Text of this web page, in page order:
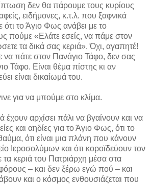
δεν θα πάρουμε τους κυρίους
ειδήμονες, κ.τ.λ. που ξαφνικά
ότι το Άγιο Φως ανάβει με το
πούμε «Ελάτε εσείς, να πάμε στον
τα δικά σας κεριά». Όχι, αγαπητέ!
πάτε στον Πανάγιο Τάφο, δεν σας
Τάφο. Είναι θέμα πίστης κι αν
είναι δικαίωμά του.
για να μπούμε στο κλίμα.
έχουν αρχίσει πάλι να βγαίνουν και να
και αηδίες για το Άγιο Φως, ότι το
ότι είναι μια πλάνη που κάνουν
Ιεροσολύμων και ότι κοροϊδεύουν τον
τα κεριά του Πατριάρχη μέσα στα
– και δεν ξέρω εγώ πού – και
και ο κόσμος ενθουσιάζεται που